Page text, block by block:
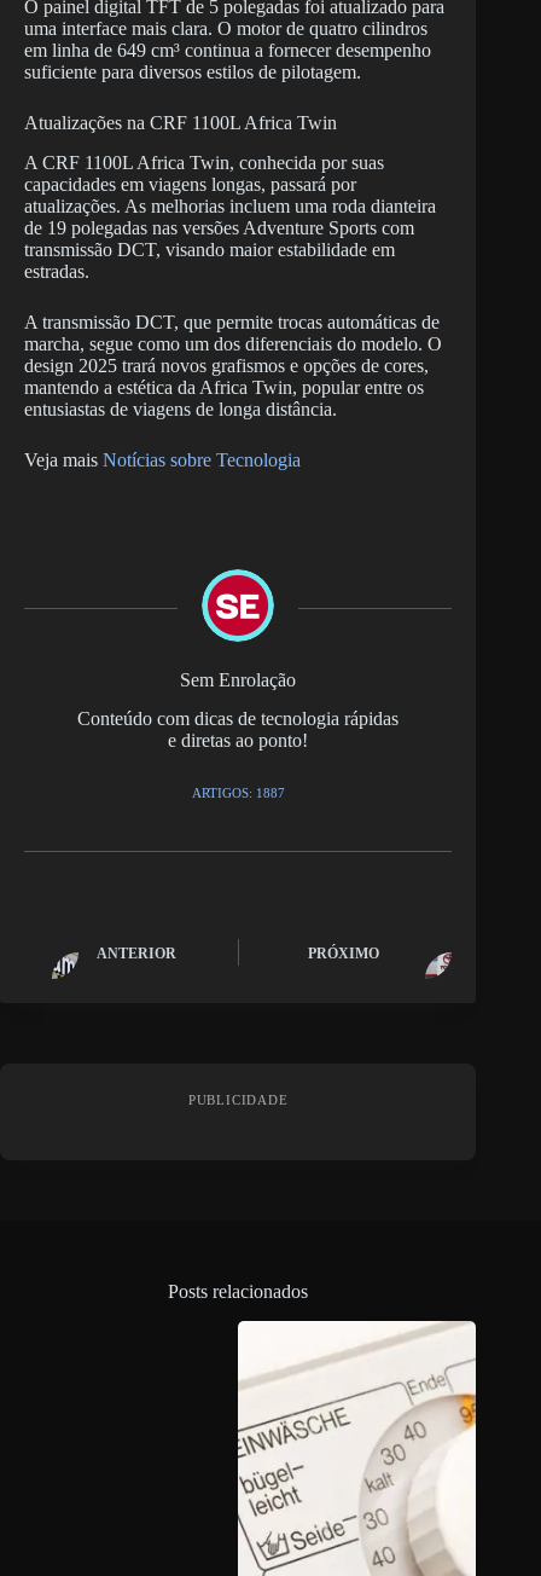
O painel digital TFT de 5 polegadas foi atualizado para
uma interface mais clara. O motor de quatro cilindros
em linha de 649 cm³ continua a fornecer desempenho
suficiente para diversos estilos de pilotagem.
Atualizações na CRF 1100L Africa Twin
A CRF 1100L Africa Twin, conhecida por suas
capacidades em viagens longas, passará por
atualizações. As melhorias incluem uma roda dianteira
de 19 polegadas nas versões Adventure Sports com
transmissão DCT, visando maior estabilidade em
estradas.
A transmissão DCT, que permite trocas automáticas de
marcha, segue como um dos diferenciais do modelo. O
design 2025 trará novos grafismos e opções de cores,
mantendo a estética da Africa Twin, popular entre os
entusiastas de viagens de longa distância.
Veja mais Notícias sobre Tecnologia
Sem Enrolação
Conteúdo com dicas de tecnologia rápidas
e diretas ao ponto!
ARTIGOS: 1887
ANTERIOR PRÓXIMO
PUBLICIDADE
Posts relacionados